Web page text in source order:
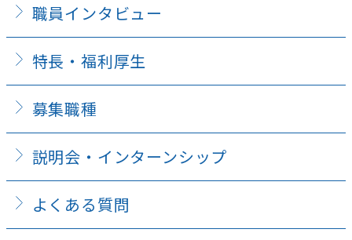
職員インタビュー
特長・福利厚生
募集職種
説明会・インターンシップ
よくある質問